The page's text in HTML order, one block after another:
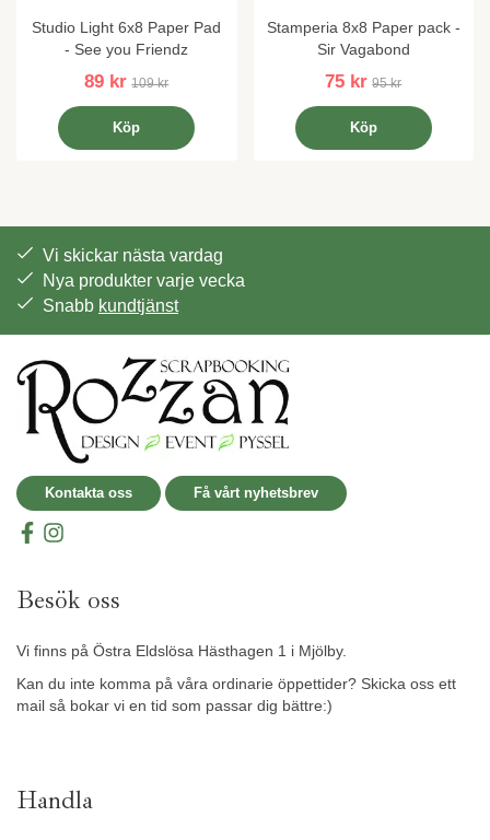
Studio Light 6x8 Paper Pad
- See you Friendz
89 kr 109 kr
Köp
Stamperia 8x8 Paper pack -
Sir Vagabond
75 kr 95 kr
Köp
Vi skickar nästa vardag
Nya produkter varje vecka
Snabb kundtjänst
Kontakta oss Få vårt nyhetsbrev
Besök oss
Vi finns på Östra Eldslösa Hästhagen 1 i Mjölby.
Kan du inte komma på våra ordinarie öppettider? Skicka oss ett
mail så bokar vi en tid som passar dig bättre:)
Handla